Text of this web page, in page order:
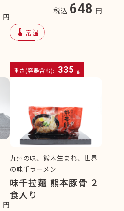
円
税込 648 円
device_thermostat 常温
重さ(容器含む): 335 g
円
九州の味、熊本生まれ、世界
の味千ラーメン
味千拉麺 熊本豚骨 ２
食入り